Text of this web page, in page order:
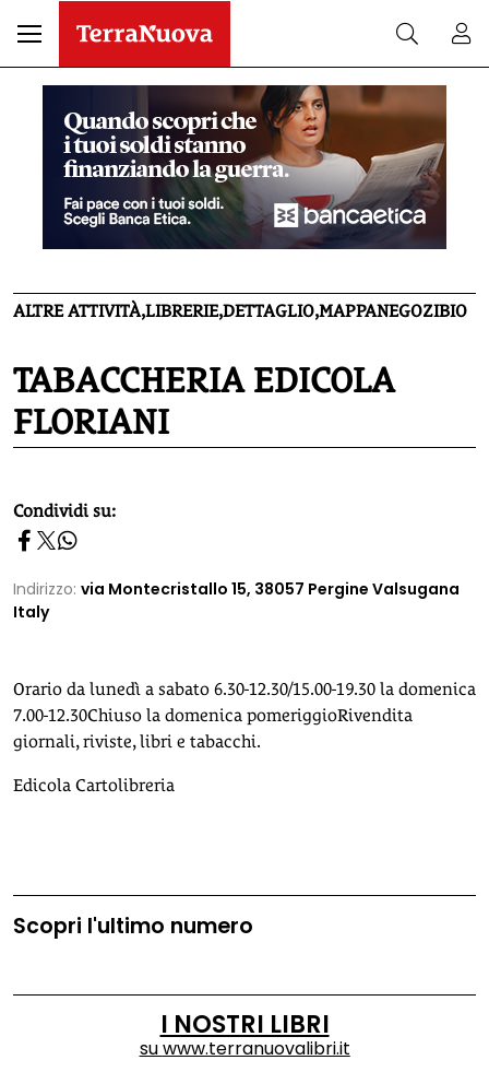
ALTRE ATTIVITÀ,LIBRERIE,DETTAGLIO,MAPPANEGOZIBIO
TABACCHERIA EDICOLA
FLORIANI
homepage h2
Condividi su:
Indirizzo: via Montecristallo 15, 38057 Pergine Valsugana
Italy
Orario da lunedì a sabato 6.30-12.30/15.00-19.30 la domenica
7.00-12.30Chiuso la domenica pomeriggioRivendita
giornali, riviste, libri e tabacchi.
Edicola Cartolibreria
Scopri l'ultimo numero
I NOSTRI LIBRI
suwww.terranuovalibri.it